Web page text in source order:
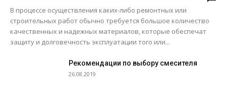
В процессе осуществления каких-либо ремонтных или
строительных работ обычно требуется большое количество
качественных и надежных материалов, которые обеспечат
защиту и долговечность эксплуатации того или...
Рекомендации по выбору смесителя
26.08.2019